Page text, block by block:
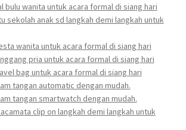
bulu wanita untuk acara formal di siang hari
sekolah anak sd langkah demi langkah untuk
wanita untuk acara formal di siang hari
pria untuk acara formal di siang hari
bag untuk acara formal di siang hari
tangan automatic dengan mudah.
tangan smartwatch dengan mudah.
clip on langkah demi langkah untuk